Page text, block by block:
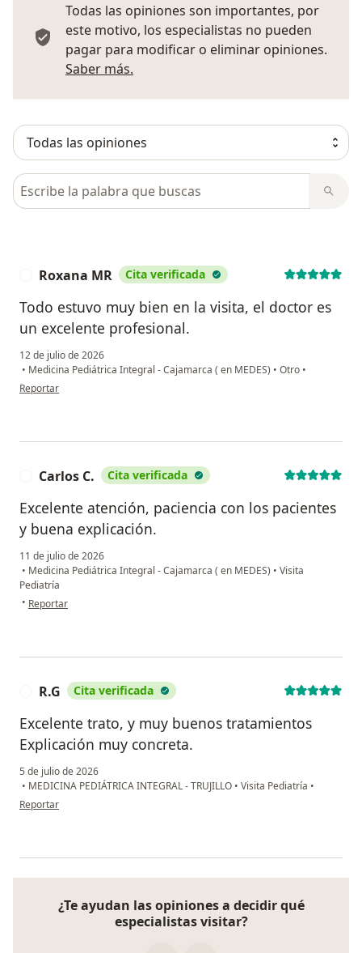
Todas las opiniones son importantes, por
este motivo, los especialistas no pueden
pagar para modificar o eliminar opiniones.
Saber más.
Busca en opiniones
Roxana MR Cita verificada
Todo estuvo muy bien en la visita, el doctor es
un excelente profesional.
12 de julio de 2026
• Medicina Pediátrica Integral - Cajamarca ( en MEDES) • Otro •
en opinión del usuario Roxana MR
Reportar
Carlos C. Cita verificada
Excelente atención, paciencia con los pacientes
y buena explicación.
11 de julio de 2026
• Medicina Pediátrica Integral - Cajamarca ( en MEDES) • Visita
Pediatría
• en opinión del usuario Carlos C.
Reportar
R.G Cita verificada
Excelente trato, y muy buenos tratamientos
Explicación muy concreta.
5 de julio de 2026
• MEDICINA PEDIÁTRICA INTEGRAL - TRUJILLO • Visita Pediatría •
en opinión del usuario R.G
Reportar
¿Te ayudan las opiniones a decidir qué
especialistas visitar?